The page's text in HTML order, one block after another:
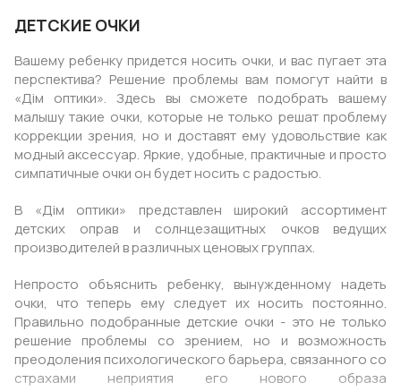
ДЕТСКИЕ ОЧКИ
Вашему ребенку придется носить очки, и вас пугает эта
перспектива? Решение проблемы вам помогут найти в
«Дім оптики». Здесь вы сможете подобрать вашему
малышу такие очки, которые не только решат проблему
коррекции зрения, но и доставят ему удовольствие как
модный аксессуар. Яркие, удобные, практичные и просто
симпатичные очки он будет носить с радостью.
В «Дім оптики» представлен широкий ассортимент
детских оправ и солнцезащитных очков ведущих
производителей в различных ценовых группах.
Непросто объяснить ребенку, вынужденному надеть
очки, что теперь ему следует их носить постоянно.
Правильно подобранные детские очки - это не только
решение проблемы со зрением, но и возможность
преодоления психологического барьера, связанного со
страхами неприятия его нового образа